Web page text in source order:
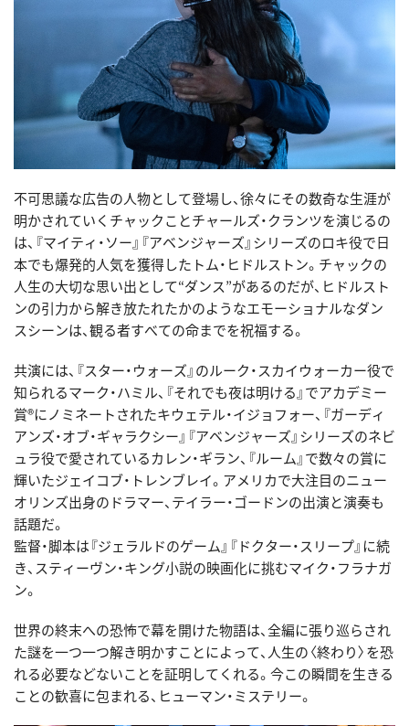
不可思議な広告の人物として登場し、徐々にその数奇な生涯が
明かされていくチャックことチャールズ・クランツを演じるの
は、『マイティ・ソー』『アベンジャーズ』シリーズのロキ役で日
本でも爆発的人気を獲得したトム・ヒドルストン。チャックの
人生の大切な思い出として“ダンス”があるのだが、ヒドルスト
ンの引力から解き放たれたかのようなエモーショナルなダン
スシーンは、観る者すべての命までを祝福する。
共演には、『スター・ウォーズ』のルーク・スカイウォーカー役で
知られるマーク・ハミル、『それでも夜は明ける』でアカデミー
賞®にノミネートされたキウェテル・イジョフォー、『ガーディ
アンズ・オブ・ギャラクシー』『アベンジャーズ』シリーズのネビ
ュラ役で愛されているカレン・ギラン、『ルーム』で数々の賞に
輝いたジェイコブ・トレンブレイ。アメリカで大注目のニュー
オリンズ出身のドラマー、テイラー・ゴードンの出演と演奏も
話題だ。
監督・脚本は『ジェラルドのゲーム』『ドクター・スリープ』に続
き、スティーヴン・キング小説の映画化に挑むマイク・フラナガ
ン。
世界の終末への恐怖で幕を開けた物語は、全編に張り巡らされ
た謎を一つ一つ解き明かすことによって、人生の〈終わり〉を恐
れる必要などないことを証明してくれる。今この瞬間を生きる
ことの歓喜に包まれる、ヒューマン・ミステリー。